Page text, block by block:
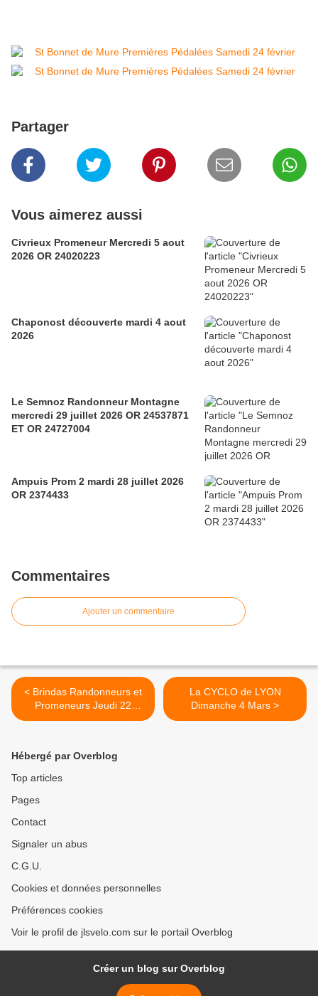
Partager
Vous aimerez aussi
Civrieux Promeneur Mercredi 5 aout
2026 OR 24020223
Chaponost découverte mardi 4 aout
2026
Le Semnoz Randonneur Montagne
mercredi 29 juillet 2026 OR 24537871
ET OR 24727004
Ampuis Prom 2 mardi 28 juillet 2026
OR 2374433
Commentaires
Ajouter un commentaire
< Brindas Randonneurs et
Promeneurs Jeudi 22
février
La CYCLO de LYON
Dimanche 4 Mars >
Hébergé par Overblog
Top articles
Pages
Contact
Signaler un abus
C.G.U.
Cookies et données personnelles
Préférences cookies
Voir le profil de jlsvelo.com sur le portail Overblog
Créer un blog sur Overblog